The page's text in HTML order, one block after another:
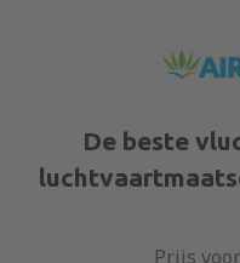
De beste
Prijs